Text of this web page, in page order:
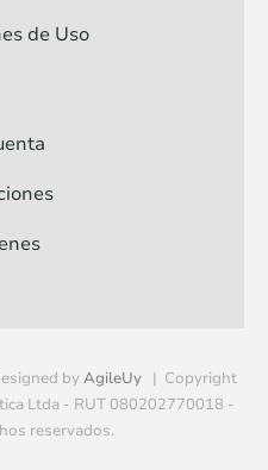
de Uso
byAgileUy
Copyright
Ltda - RUT 080202770018 -
reservados.